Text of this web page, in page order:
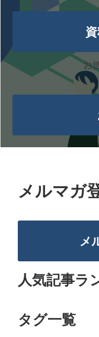
お
メルマガ
メ
人気記事ラ
タグ一覧